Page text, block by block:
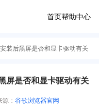
首页帮助中心
装后黑屏是否和显卡驱动有关
是否和显卡驱动有关
源：谷歌浏览器官网